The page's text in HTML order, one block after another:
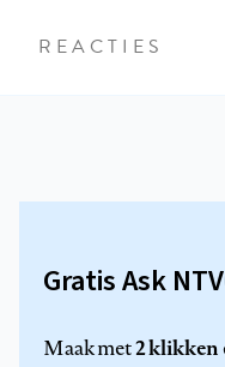
REACTIES
Gratis Ask
Maak met2 klikken